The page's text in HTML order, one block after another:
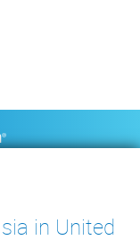
TECNICA
in United